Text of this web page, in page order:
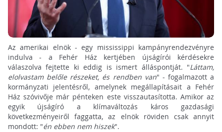
Az amerikai elnök - egy mississippi kampányrendezvényre
indulva - a Fehér Ház kertjében újságírói kérdésekre
válaszolva fejtette ki eddig is ismert álláspontját. "Láttam,
elolvastam belőle részeket, és rendben van" - fogalmazott a
kormányzati jelentésről, amelynek megállapításait a Fehér
Ház szóvivője már pénteken este visszautasította. Amikor az
egyik újságíró a klímaváltozás káros gazdasági
következményeiről faggatta, az elnök röviden csak annyit
mondott: "én ebben nem hiszek".